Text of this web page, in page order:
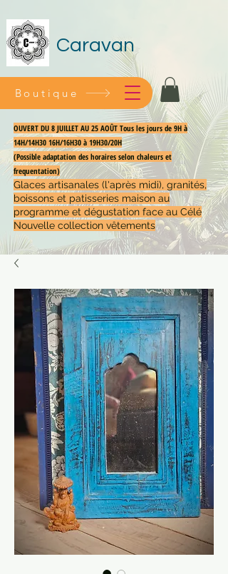
Caravan
OUVERT DU 8 JUILLET AU 25 AOÛT Tous les jours de 9H à
14H/14H30 16H/16H30 à 19H30/20H
(Possible adaptation des horaires selon chaleurs et
frequentation)
Glaces artisanales (l'après midi), granités,
boissons et patisseries maison au
programme et dégustation face au Célé
Nouvelle collection vêtements
Boutique